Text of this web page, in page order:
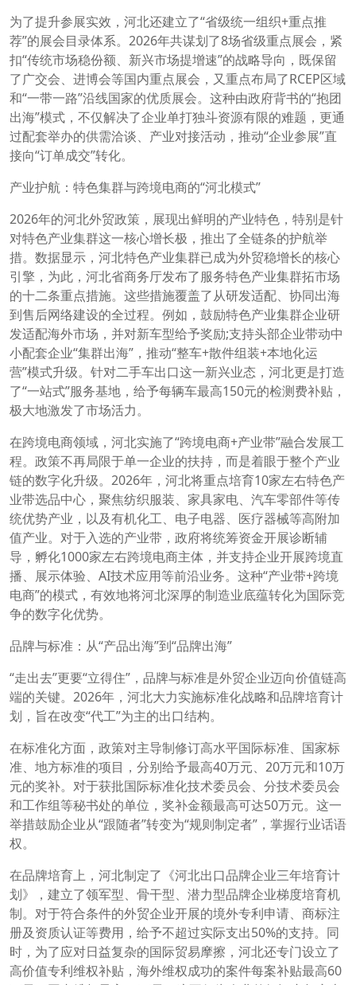
为了提升参展实效，河北还建立了“省级统一组织+重点推
荐”的展会目录体系。2026年共谋划了8场省级重点展会，紧
扣“传统市场稳份额、新兴市场提增速”的战略导向，既保留
了广交会、进博会等国内重点展会，又重点布局了RCEP区域
和“一带一路”沿线国家的优质展会。这种由政府背书的“抱团
出海”模式，不仅解决了企业单打独斗资源有限的难题，更通
过配套举办的供需洽谈、产业对接活动，推动“企业参展”直
接向“订单成交”转化。
产业护航：特色集群与跨境电商的“河北模式”
2026年的河北外贸政策，展现出鲜明的产业特色，特别是针
对特色产业集群这一核心增长极，推出了全链条的护航举
措。数据显示，河北特色产业集群已成为外贸稳增长的核心
引擎，为此，河北省商务厅发布了服务特色产业集群拓市场
的十二条重点措施。这些措施覆盖了从研发适配、协同出海
到售后网络建设的全过程。例如，鼓励特色产业集群企业研
发适配海外市场，并对新车型给予奖励;支持头部企业带动中
小配套企业“集群出海”，推动“整车+散件组装+本地化运
营”模式升级。针对二手车出口这一新兴业态，河北更是打造
了“一站式”服务基地，给予每辆车最高150元的检测费补贴，
极大地激发了市场活力。
在跨境电商领域，河北实施了“跨境电商+产业带”融合发展工
程。政策不再局限于单一企业的扶持，而是着眼于整个产业
链的数字化升级。2026年，河北将重点培育10家左右特色产
业带选品中心，聚焦纺织服装、家具家电、汽车零部件等传
统优势产业，以及有机化工、电子电器、医疗器械等高附加
值产业。对于入选的产业带，政府将统筹资金开展诊断辅
导，孵化1000家左右跨境电商主体，并支持企业开展跨境直
播、展示体验、AI技术应用等前沿业务。这种“产业带+跨境
电商”的模式，有效地将河北深厚的制造业底蕴转化为国际竞
争的数字化优势。
品牌与标准：从“产品出海”到“品牌出海”
“走出去”更要“立得住”，品牌与标准是外贸企业迈向价值链高
端的关键。2026年，河北大力实施标准化战略和品牌培育计
划，旨在改变“代工”为主的出口结构。
在标准化方面，政策对主导制修订高水平国际标准、国家标
准、地方标准的项目，分别给予最高40万元、20万元和10万
元的奖补。对于获批国际标准化技术委员会、分技术委员会
和工作组等秘书处的单位，奖补金额最高可达50万元。这一
举措鼓励企业从“跟随者”转变为“规则制定者”，掌握行业话语
权。
在品牌培育上，河北制定了《河北出口品牌企业三年培育计
划》，建立了领军型、骨干型、潜力型品牌企业梯度培育机
制。对于符合条件的外贸企业开展的境外专利申请、商标注
册及资质认证等费用，给予不超过实际支出50%的支持。同
时，为了应对日益复杂的国际贸易摩擦，河北还专门设立了
高价值专利维权补贴，海外维权成功的案件每案补贴最高60